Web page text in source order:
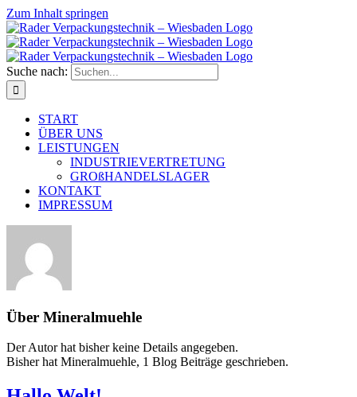
Zum Inhalt springen
Suche nach:
START
ÜBER UNS
LEISTUNGEN
INDUSTRIEVERTRETUNG
GROßHANDELSLAGER
KONTAKT
IMPRESSUM
Über Mineralmuehle
Der Autor hat bisher keine Details angegeben.
Bisher hat Mineralmuehle, 1 Blog Beiträge geschrieben.